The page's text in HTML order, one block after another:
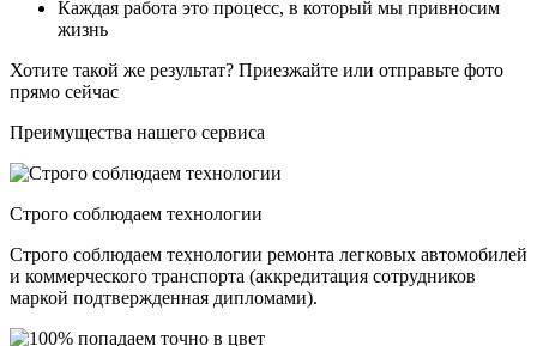
Каждая работа это процесс, в который мы привносим
жизнь
Хотите такой же результат? Приезжайте или отправьте фото
прямо сейчас
Преимущества нашего сервиса
Строго соблюдаем технологии
Строго соблюдаем технологии ремонта легковых автомобилей
и коммерческого транспорта (аккредитация сотрудников
маркой подтвержденная дипломами).